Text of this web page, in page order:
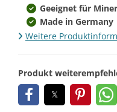
Geeignet für
Made in Germany
Weitere
Produkt